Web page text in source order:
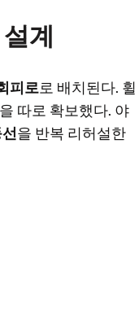
계
피로로 배치된다. 휠
을 따로 확보했다. 야
을 반복 리허설한